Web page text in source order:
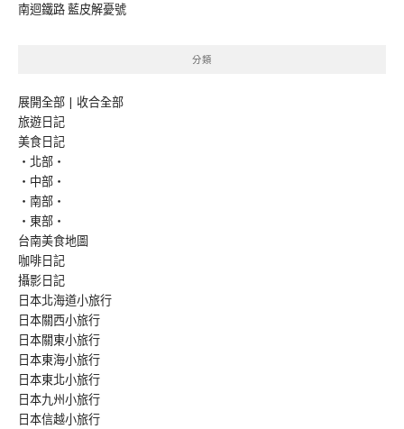
南迴鐵路 藍皮解憂號
分類
展開全部 | 收合全部
旅遊日記
美食日記
‧北部‧
‧中部‧
‧南部‧
‧東部‧
台南美食地圖
咖啡日記
攝影日記
日本北海道小旅行
日本關西小旅行
日本關東小旅行
日本東海小旅行
日本東北小旅行
日本九州小旅行
日本信越小旅行